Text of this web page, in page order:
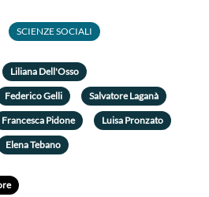
SCIENZE SOCIALI
Liliana Dell'Osso
Federico Gelli Salvatore Laganà
Francesca Pidone Luisa Pronzato
Elena Tebano